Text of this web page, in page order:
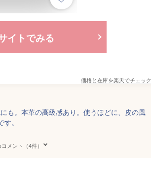
イトでみる
価格と在庫を楽天でチェック
も。本革の高級感あり。使うほどに、皮の風
。
メント（4件）